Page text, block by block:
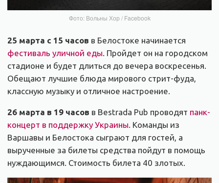
Фото: Вольны Хор / Facebook
25 марта с 15 часов в Белостоке начинается
фестиваль уличной еды. Пройдет он на городском
стадионе и будет длиться до вечера воскресенья.
Обещают лучшие блюда мирового стрит-фуда,
классную музыку и отличное настроение.
26 марта в 19 часов в Bestrada Pub проводят панк-
концерт в поддержку Украины. Команды из
Варшавы и Белостока сыграют для гостей, а
вырученные за билеты средства пойдут в помощь
нуждающимся. Стоимость билета 40 злотых.